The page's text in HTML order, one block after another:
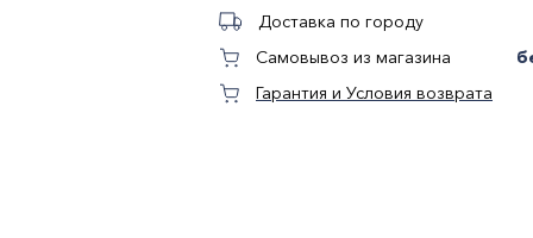
Доставка по городу
Самовывоз из магазина
Гарантия и Условия возврата